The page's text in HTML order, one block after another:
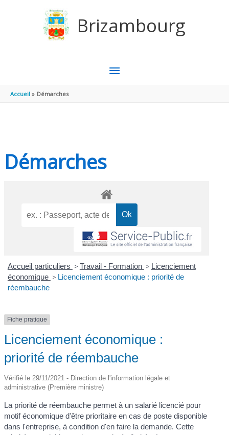
Brizambourg
MENU
Accueil Démarches
Démarches
Accueil particuliers > Travail - Formation > Licenciement
économique > Licenciement économique : priorité de
réembauche
Fiche pratique
Licenciement économique :
priorité de réembauche
Vérifié le 29/11/2021 - Direction de l'information légale et
administrative (Première ministre)
La priorité de réembauche permet à un salarié licencié pour
motif économique d'être prioritaire en cas de poste disponible
dans l'entreprise, à condition d'en faire la demande. Cette